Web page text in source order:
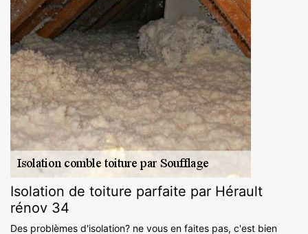
Isolation de toiture parfaite par Hérault
rénov 34
Des problèmes d'isolation? ne vous en faites pas, c'est bien